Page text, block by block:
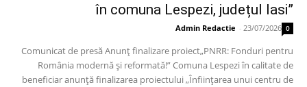
în comuna Lespezi, județul Iasi”
Admin Redactie - 23/07/2026 0
Comunicat de presă Anunț finalizare proiect„PNRR: Fonduri pentru
România modernă și reformată!” Comuna Lespezi în calitate de
beneficiar anunță finalizarea proiectului „Înființarea unui centru de